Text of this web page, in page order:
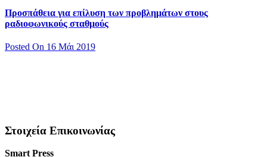
Προσπάθεια για επίλυση των προβλημάτων στους
ραδιοφωνικούς σταθμούς
Posted On 16 Μάι 2019
Στοιχεία Επικοινωνίας
Smart Press